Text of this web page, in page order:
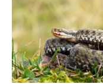
tornare a casa
ad avvicinare il
essere parte di
natura, per il
specie.